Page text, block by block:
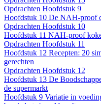
Opdrachten Hoofdstuk 9
Hoofdstuk 10 De NAH-proof
Opdrachten Hoofdstuk 10
Hoofdstuk 11 NAH-proof
Opdrachten Hoofdstuk 11
Hoofdstuk 12 Recepten: 20
gerechten
Opdrachten Hoofdstuk 12
Hoofdstuk 13 De
de supermarkt
Hoofdstuk 9 Variatie in